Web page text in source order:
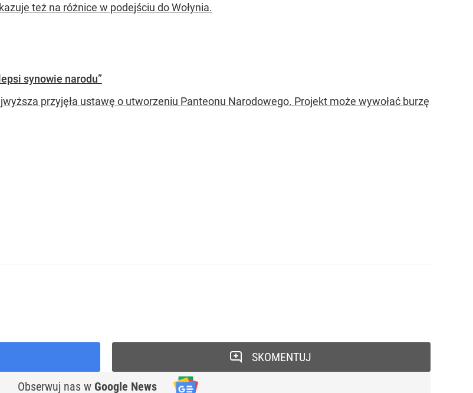
też na różnice w podejściu do Wołynia.
synowie narodu”
przyjęła ustawę o utworzeniu Panteonu Narodowego. Projekt może wywołać burzę
Obserwuj nas w Google News
SKOMENTUJ